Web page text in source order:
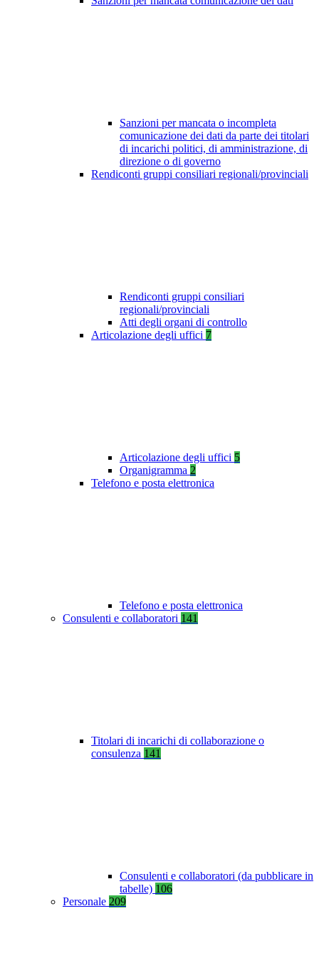
Sanzioni per mancata o incompleta
comunicazione dei dati da parte dei titolari
di incarichi politici, di amministrazione, di
direzione o di governo
Rendiconti gruppi consiliari regionali/provinciali
Rendiconti gruppi consiliari
regionali/provinciali
Atti degli organi di controllo
Articolazione degli uffici 7
Articolazione degli uffici 5
Organigramma 2
Telefono e posta elettronica
Telefono e posta elettronica
Consulenti e collaboratori 141
Titolari di incarichi di collaborazione o
consulenza 141
Consulenti e collaboratori (da pubblicare in
tabelle) 106
Personale 209